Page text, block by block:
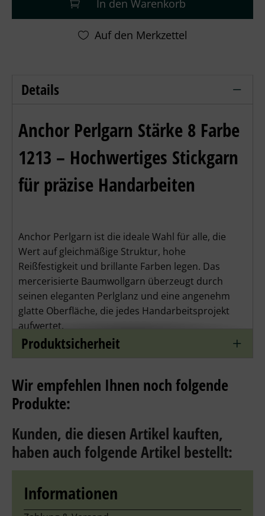
In den Warenkorb
Details
Anchor Perlgarn Stärke 8 - 10g -
Anchor Perlgarn Stärke 8 Farbe
1213 – Hochwertiges Stickgarn
für präzise Handarbeiten
Anchor Perlgarn ist die ideale Wahl für alle, die
Wert auf gleichmäßige Struktur, hohe
Reißfestigkeit und brillante Farben legen. Das
mercerisierte Baumwollgarn überzeugt durch
seinen eleganten Perlglanz und eine angenehm
glatte Oberfläche, die jedes Handarbeitsprojekt
aufwertet.
Das Perlgarn von Anchor ist in den Stärken 5, 8
und 12 erhältlich, um unterschiedliche Tiefen und
Effekte in Ihrer Arbeit zu erzielen. Stärke 5 ist das
dickste und Stärke 12 das dünnste Garn.
Vielseitig einsetzbar
Dieses Garn eignet sich hervorragend für:
Hardanger- und Freihandstickerei
Filethäkelei
Produktsicherheit
Wir empfehlen Ihnen noch folgende
Produkte:
Kunden, die diesen Artikel kauften,
haben auch folgende Artikel bestellt:
Informationen